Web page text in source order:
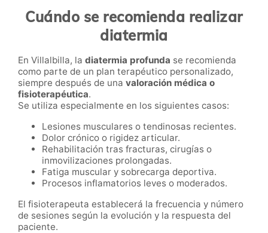
Cuándo se recomienda realizar
diatermia
En Villalbilla, la diatermia profunda se recomienda
como parte de un plan terapéutico personalizado,
siempre después de una valoración médica o
fisioterapéutica.
Se utiliza especialmente en los siguientes casos:
Lesiones musculares o tendinosas recientes.
Dolor crónico o rigidez articular.
Rehabilitación tras fracturas, cirugías o
inmovilizaciones prolongadas.
Fatiga muscular y sobrecarga deportiva.
Procesos inflamatorios leves o moderados.
El fisioterapeuta establecerá la frecuencia y número
de sesiones según la evolución y la respuesta del
paciente.